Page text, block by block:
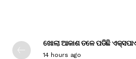
ଖୋଲା ଆକାଶ ତଳେ ପଡିଛି
14 hours ago